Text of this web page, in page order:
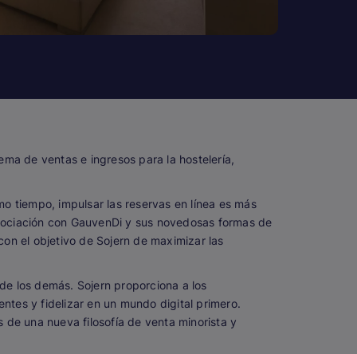
de ventas e ingresos para la hostelería,
tiempo, impulsar las reservas en línea es más
con GauvenDi y sus novedosas formas de
el objetivo de Sojern de maximizar las
los demás. Sojern proporciona a los
y fidelizar en un mundo digital primero.
una nueva filosofía de venta minorista y